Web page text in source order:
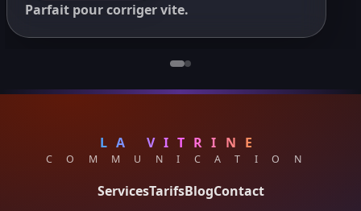
Parfait pour corriger vite.
LA VITRINE
C O M M U N I C A T I O N
ServicesTarifsBlogContact